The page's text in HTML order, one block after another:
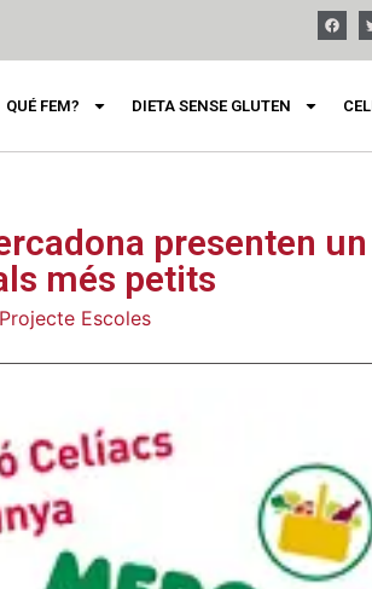
QUÉ FEM? DIETA SENSE GLUTEN
presenten
més petits
Projecte Escoles